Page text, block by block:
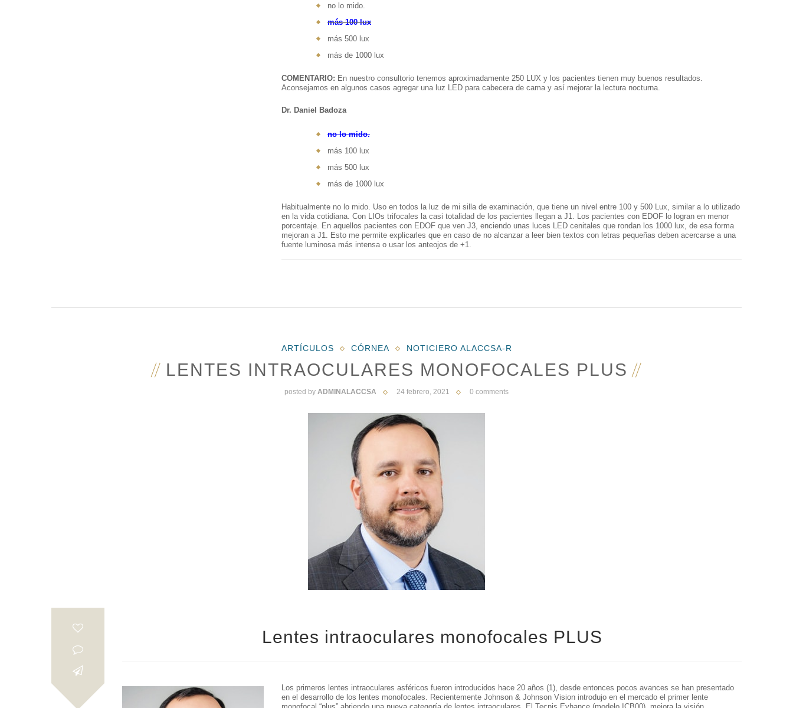
no lo mido.
más 100 lux
más 500 lux
más de 1000 lux
COMENTARIO: En nuestro consultorio tenemos aproximadamente 250 LUX y los pacientes tienen muy buenos resultados.
Aconsejamos en algunos casos agregar una luz LED para cabecera de cama y así mejorar la lectura nocturna.
Dr. Daniel Badoza
no lo mido.
más 100 lux
más 500 lux
más de 1000 lux
Habitualmente no lo mido. Uso en todos la luz de mi silla de examinación, que tiene un nivel entre 100 y 500 Lux, similar a lo utilizado
en la vida cotidiana. Con LIOs trifocales la casi totalidad de los pacientes llegan a J1. Los pacientes con EDOF lo logran en menor
porcentaje. En aquellos pacientes con EDOF que ven J3, enciendo unas luces LED cenitales que rondan los 1000 lux, de esa forma
mejoran a J1. Esto me permite explicarles que en caso de no alcanzar a leer bien textos con letras pequeñas deben acercarse a una
fuente luminosa más intensa o usar los anteojos de +1.
ARTÍCULOS CÓRNEA NOTICIERO ALACCSA-R
LENTES INTRAOCULARES MONOFOCALES PLUS
posted by ADMINALACCSA 24 febrero, 2021 0 comments
Lentes intraoculares monofocales PLUS
Los primeros lentes intraoculares asféricos fueron introducidos hace 20 años (1), desde entonces pocos avances se han presentado
en el desarrollo de los lentes monofocales. Recientemente Johnson & Johnson Vision introdujo en el mercado el primer lente